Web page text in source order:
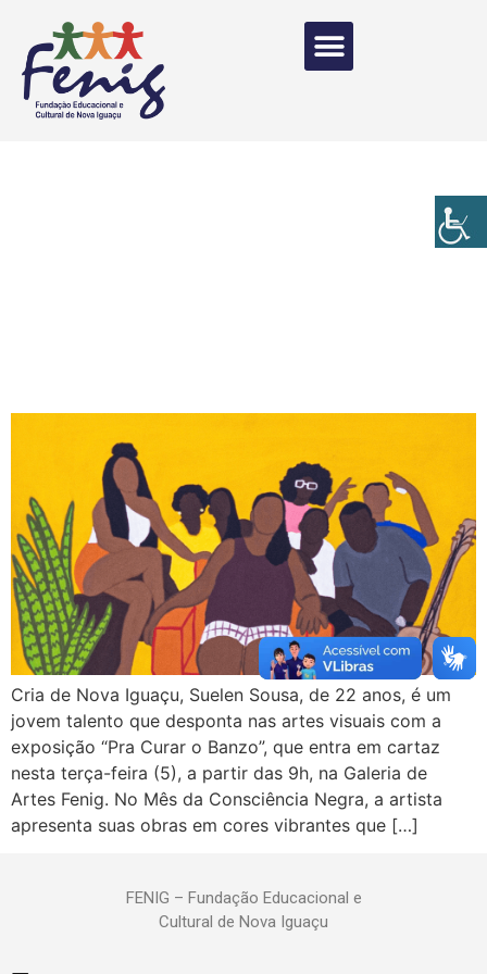
Cria de Nova Iguaçu, Suelen Sousa, de 22 anos, é um
jovem talento que desponta nas artes visuais com a
exposição “Pra Curar o Banzo”, que entra em cartaz
nesta terça-feira (5), a partir das 9h, na Galeria de
Artes Fenig. No Mês da Consciência Negra, a artista
apresenta suas obras em cores vibrantes que […]
FENIG – Fundação Educacional e
Cultural de Nova Iguaçu